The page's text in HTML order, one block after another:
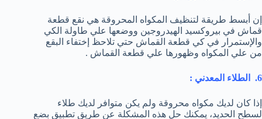
إن أبسط طريقة لتنظيف المكواه المحروقة هي نقع قطعة
قماش في بيروكسيد الهيدروجين ووضعها علي طاولة الكي
والإستمرار في كي قطعة القماش حتي تلاحظ إختفاء البقع
من علي المكواه وظهورها علي قطعة القماش .
6. الطلاء المعدني :
إذا كان لديك مكواه محروقة ولم يكن متوافر لديك طلاء
لسطح الحديد، يمكنك حل هذه المشكلة عن طريق تطبيق بضع